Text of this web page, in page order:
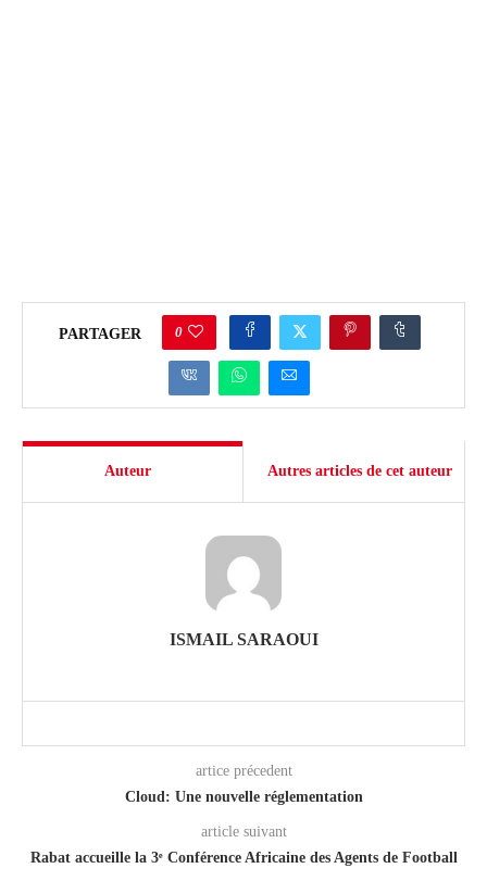
PARTAGER 0
Auteur Autres articles de cet auteur
ISMAIL SARAOUI
artice précedent
Cloud: Une nouvelle réglementation
article suivant
Rabat accueille la 3ᵉ Conférence Africaine des Agents de Football